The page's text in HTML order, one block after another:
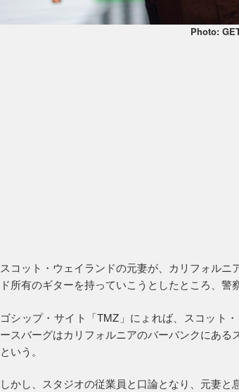
Photo:
スコット・ウェイランドの元妻が、カリフォル
ド所有のギターを持っていこうとしたところ、警
ゴシップ・サイト「TMZ」にょれば、スコット
ースバーグはカリフォルニアのバーバンクにあ
という。
しかし、スタジオの従業員と口論となり、元妻